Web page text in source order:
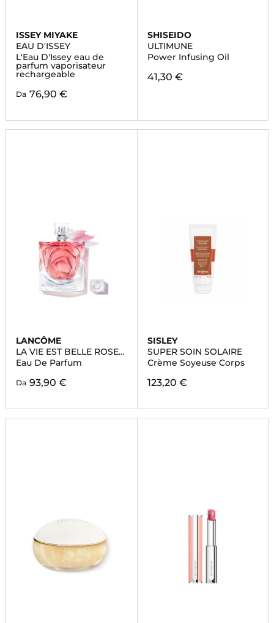
ISSEY MIYAKE
EAU D'ISSEY
L'Eau D'Issey eau de
parfum vaporisateur
rechargeable
Da 76,90 €
SHISEIDO
ULTIMUNE
Power Infusing Oil
41,30 €
LANCÔME
LA VIE EST BELLE ROSE
EXTRAORDINAIRE
Eau De Parfum
Da 93,90 €
SISLEY
SUPER SOIN SOLAIRE
Crème Soyeuse Corps
123,20 €